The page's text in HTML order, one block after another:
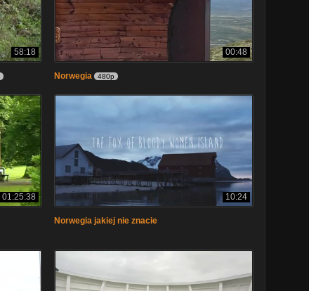
58:18 00:48
Norwegia 480p
01:25:38 10:24
Norwegia jakiej nie znacie